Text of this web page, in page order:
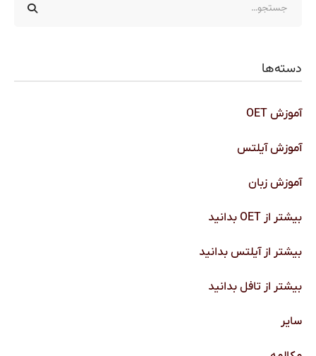
دسته‌ها
آموزش OET
آموزش آیلتس
آموزش زبان
بیشتر از OET بدانید
بیشتر از آیلتس بدانید
بیشتر از تافل بدانید
سایر